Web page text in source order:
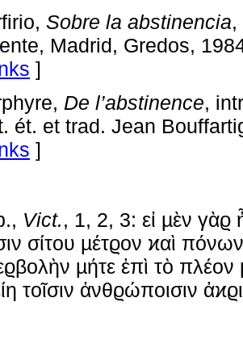
Sobre la abstinencia,
Madrid, Gredos,
]
De l’abstinence,
ét. et trad. Jean
]
Vict., 1, 2, 3: εἰ µὲν γὰϱ
σίτου µέτϱον ϰαὶ
µήτε ἐπὶ τὸ
τοῖσιν ἀνθϱώποισιν